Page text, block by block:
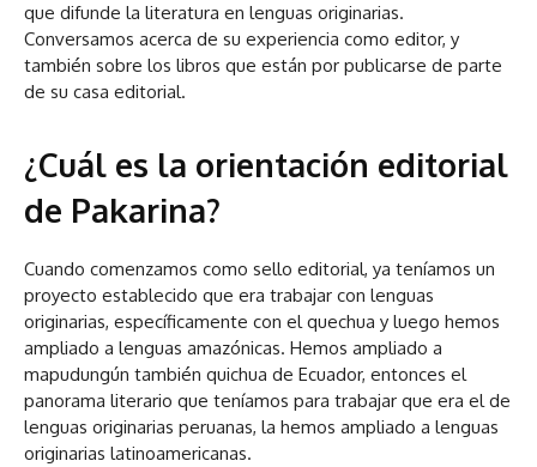
que difunde la literatura en lenguas originarias.
Conversamos acerca de su experiencia como editor, y
también sobre los libros que están por publicarse de parte
de su casa editorial.
¿Cuál es la orientación editorial
de Pakarina?
Cuando comenzamos como sello editorial, ya teníamos un
proyecto establecido que era trabajar con lenguas
originarias, específicamente con el quechua y luego hemos
ampliado a lenguas amazónicas. Hemos ampliado a
mapudungún también quichua de Ecuador, entonces el
panorama literario que teníamos para trabajar que era el de
lenguas originarias peruanas, la hemos ampliado a lenguas
originarias latinoamericanas.